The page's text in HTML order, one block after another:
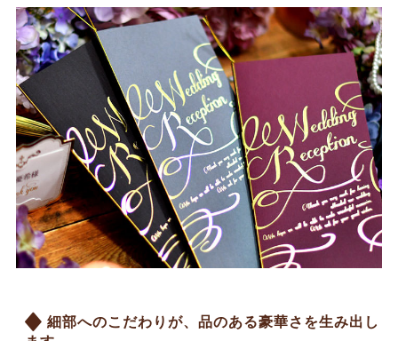
細部へのこだわりが、品のある豪華さを生み出し